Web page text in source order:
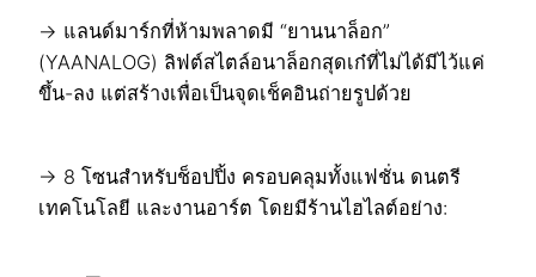
→ แลนด์มาร์กที่ห้ามพลาดมี “ยานนาล็อก”
(YAANALOG) ลิฟต์สไตล์อนาล็อกสุดเก๋ที่ไม่ได้มีไว้แค่
ขึ้น-ลง แต่สร้างเพื่อเป็นจุดเช็คอินถ่ายรูปด้วย
→ 8 โซนสำหรับช็อปปิ้ง ครอบคลุมทั้งแฟชั่น ดนตรี
เทคโนโลยี และงานอาร์ต โดยมีร้านไฮไลต์อย่าง: